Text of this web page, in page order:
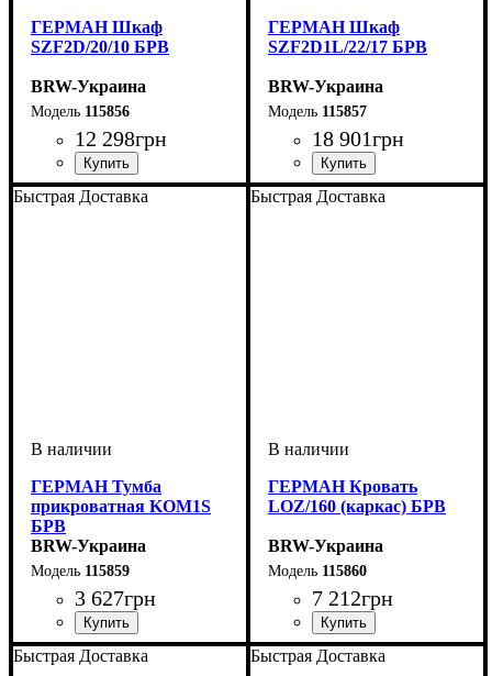
ГЕРМАН Шкаф
SZF2D/20/10 БРВ
BRW-Украина
115856
12 298грн
ширина, мм: 980
высота, мм: 2010
глубина, мм: 560
ГЕРМАН Шкаф
SZF2D1L/22/17 БРВ
BRW-Украина
115857
18 901грн
ширина, мм: 1675
высота, мм: 2200
глубина, мм: 560
Быстрая Доставка
ГЕРМАН Тумба
прикроватная KOM1S
БРВ
BRW-Украина
115859
3 627грн
ширина, мм: 530
высота, мм: 350
глубина, мм: 450
Быстрая Доставка
ГЕРМАН Кровать
LOZ/160 (каркас) БРВ
BRW-Украина
115860
7 212грн
ширина, мм: 1760
высота, мм: 340-800
глубина, мм: 2060
Быстрая Доставка Быстрая Доставка